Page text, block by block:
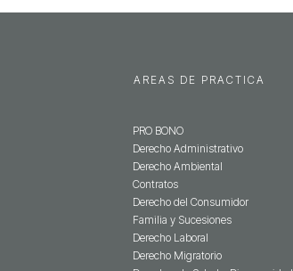
AREAS DE PRACTICA
PRO BONO
Derecho Administrativo
Derecho Ambiental
Contratos
Derecho del Consumidor
Familia y Sucesiones
Derecho Laboral
Derecho Migratorio